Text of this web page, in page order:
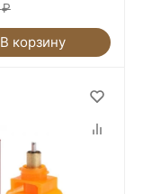
₽
В корзину